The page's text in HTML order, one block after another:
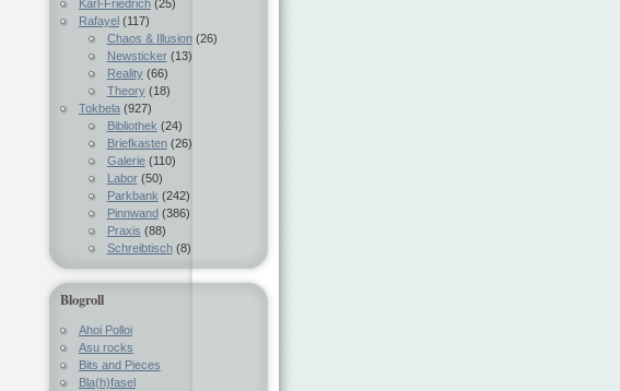
Karl-Friedrich(25)
Rafayel(117)
Chaos & Illusion(26)
Newsticker(13)
Reality(66)
Theory(18)
Tokbela(927)
Bibliothek (24)
Briefkasten(26)
Galerie(110)
Labor(50)
Parkbank (242)
Pinnwand(386)
Praxis (88)
Schreibtisch(8)
Blogroll
Ahoi Polloi
Asu rocks
Bits and Pieces
Bla(h)fasel